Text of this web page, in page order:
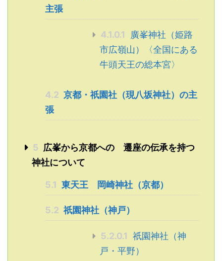
主張
4.1.0.1
廣峯神社（姫路
市広嶺山）〈全国にある
牛頭天王の総本宮〉
4.2 京都・祇園社（現八坂神社）の主
張
5
広峯から京都への 遷座の伝承を持つ
神社について
5.1 東天王 岡崎神社（京都）
5.2 祇園神社（神戸）
5.2.0.1
祇園神社（神
戸・平野）